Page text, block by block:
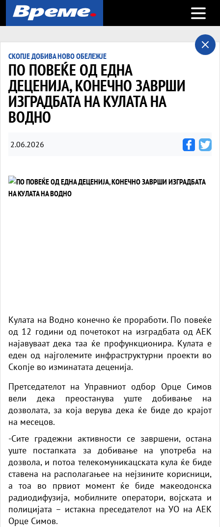
Open
СКОПЈЕ ДОБИВА НОВО ОБЕЛЕЖЈЕ
ПО ПОВЕЌЕ ОД ЕДНА
ДЕЦЕНИЈА, КОНЕЧНО ЗАВРШИ
ИЗГРАДБАТА НА КУЛАТА НА
ВОДНО
2.06.2026
Кулата на Водно конечно ќе проработи. По повеќе
од 12 години од почетокот на изградбата од АЕК
најавуваат дека таа ќе профункционира. Кулата е
еден од најголемите инфраструктурни проекти во
Скопје во изминатата деценија.
Претседателот на Управниот одбор Орце Симов
вели дека преостанува уште добивање на
дозволата, за која верува дека ќе биде до крајот
на месецов.
-Сите градежни активности се завршени, остана
уште постапката за добивање на употреба на
дозвола, и потоа телекомуникацската кула ќе биде
ставена на располагањее на нејзините корисници,
а тоа во првиот момент ќе биде макеодонска
радиодифузија, мобилните оператори, војската и
полицијата – истакна преседателот на УО на АЕК
Орце Симов.